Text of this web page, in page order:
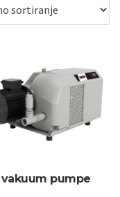
vakuum pumpe